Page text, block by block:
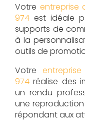
Votre entreprise
974 est idéale
supports de
à la
outils de
Votre
974 réalise des
un rendu
une
répondant aux